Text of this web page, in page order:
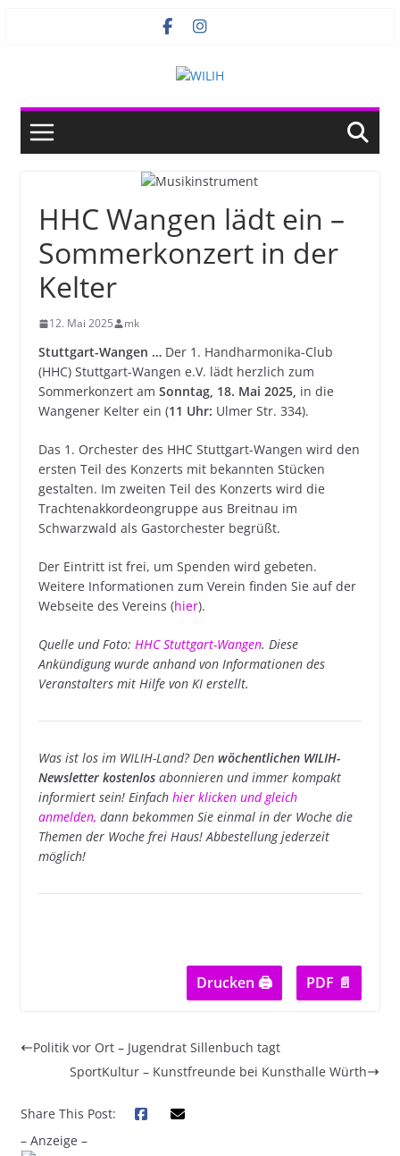
HHC Wangen lädt ein –
Sommerkonzert in der
Kelter
12. Mai 2025 mk
Stuttgart-Wangen …Der 1. Handharmonika-Club
(HHC) Stuttgart-Wangen e.V. lädt herzlich zum
Sommerkonzert am Sonntag, 18. Mai 2025, in die
Wangener Kelter ein (11 Uhr: Ulmer Str. 334).
Das 1. Orchester des HHC Stuttgart-Wangen wird den
ersten Teil des Konzerts mit bekannten Stücken
gestalten. Im zweiten Teil des Konzerts wird die
Trachtenakkordeongruppe aus Breitnau im
Schwarzwald als Gastorchester begrüßt.
Der Eintritt ist frei, um Spenden wird gebeten.
Weitere Informationen zum Verein finden Sie auf der
Webseite des Vereins (hier).
Quelle und Foto: HHC Stuttgart-Wangen. Diese
Ankündigung wurde anhand von Informationen des
Veranstalters mit Hilfe von KI erstellt.
Was ist los im WILIH-Land? Den wöchentlichen WILIH-
Newsletter kostenlosabonnieren und immer kompakt
informiert sein! Einfach hier klicken und gleich
anmelden, dann bekommen Sie einmal in der Woche die
Themen der Woche frei Haus! Abbestellung jederzeit
möglich!
Drucken 🖨 PDF 📄
Politik vor Ort – Jugendrat Sillenbuch tagt
SportKultur – Kunstfreunde bei Kunsthalle Würth
Share This Post:
– Anzeige –